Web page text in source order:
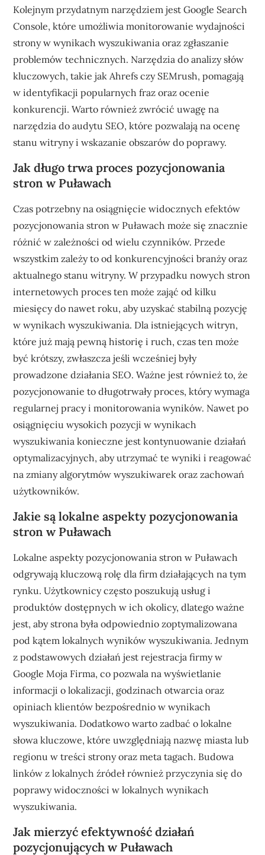
Kolejnym przydatnym narzędziem jest Google Search
Console, które umożliwia monitorowanie wydajności
strony w wynikach wyszukiwania oraz zgłaszanie
problemów technicznych. Narzędzia do analizy słów
kluczowych, takie jak Ahrefs czy SEMrush, pomagają
w identyfikacji popularnych fraz oraz ocenie
konkurencji. Warto również zwrócić uwagę na
narzędzia do audytu SEO, które pozwalają na ocenę
stanu witryny i wskazanie obszarów do poprawy.
Jak długo trwa proces pozycjonowania
stron w Puławach
Czas potrzebny na osiągnięcie widocznych efektów
pozycjonowania stron w Puławach może się znacznie
różnić w zależności od wielu czynników. Przede
wszystkim zależy to od konkurencyjności branży oraz
aktualnego stanu witryny. W przypadku nowych stron
internetowych proces ten może zająć od kilku
miesięcy do nawet roku, aby uzyskać stabilną pozycję
w wynikach wyszukiwania. Dla istniejących witryn,
które już mają pewną historię i ruch, czas ten może
być krótszy, zwłaszcza jeśli wcześniej były
prowadzone działania SEO. Ważne jest również to, że
pozycjonowanie to długotrwały proces, który wymaga
regularnej pracy i monitorowania wyników. Nawet po
osiągnięciu wysokich pozycji w wynikach
wyszukiwania konieczne jest kontynuowanie działań
optymalizacyjnych, aby utrzymać te wyniki i reagować
na zmiany algorytmów wyszukiwarek oraz zachowań
użytkowników.
Jakie są lokalne aspekty pozycjonowania
stron w Puławach
Lokalne aspekty pozycjonowania stron w Puławach
odgrywają kluczową rolę dla firm działających na tym
rynku. Użytkownicy często poszukują usług i
produktów dostępnych w ich okolicy, dlatego ważne
jest, aby strona była odpowiednio zoptymalizowana
pod kątem lokalnych wyników wyszukiwania. Jednym
z podstawowych działań jest rejestracja firmy w
Google Moja Firma, co pozwala na wyświetlanie
informacji o lokalizacji, godzinach otwarcia oraz
opiniach klientów bezpośrednio w wynikach
wyszukiwania. Dodatkowo warto zadbać o lokalne
słowa kluczowe, które uwzględniają nazwę miasta lub
regionu w treści strony oraz meta tagach. Budowa
linków z lokalnych źródeł również przyczynia się do
poprawy widoczności w lokalnych wynikach
wyszukiwania.
Jak mierzyć efektywność działań
pozycjonujących w Puławach